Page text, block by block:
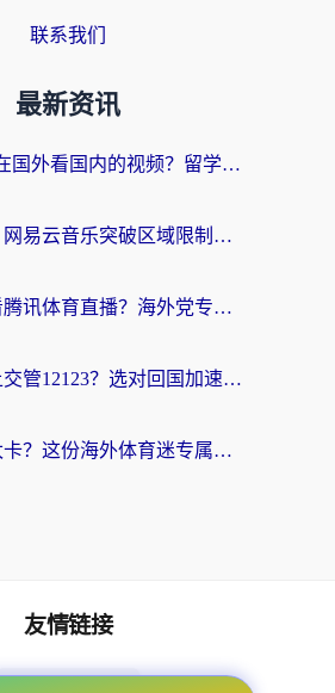
联系我们
最新资讯
什么app可以在国外看国内的视频？留学生亲测好用的回国加速器指南
海外党必看：网易云音乐突破区域限制，轻松听国内歌、刷喜马拉雅的正确姿势
在国外怎么看腾讯体育直播？海外党专属体育赛事观看指南（附避坑技巧）
在国外登不上交管12123？选对回国加速器，轻松解决海外访问国内资源难题
国外看中超太卡？这份海外体育迷专属的回国加速指南请收好
友情链接